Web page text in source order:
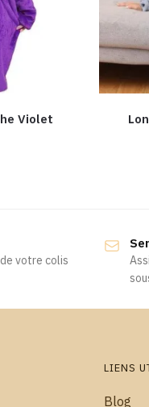
Violet
votre colis
LIENS
Blog